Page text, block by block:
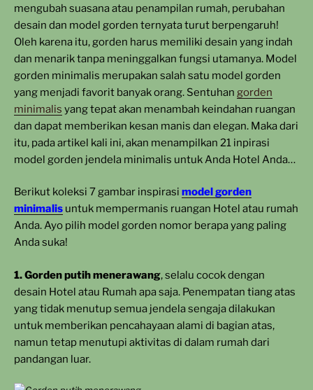
mengubah suasana atau penampilan rumah, perubahan
desain dan model gorden ternyata turut berpengaruh!
Oleh karena itu, gorden harus memiliki desain yang indah
dan menarik tanpa meninggalkan fungsi utamanya. Model
gorden minimalis merupakan salah satu model gorden
yang menjadi favorit banyak orang. Sentuhan gorden
minimalis yang tepat akan menambah keindahan ruangan
dan dapat memberikan kesan manis dan elegan. Maka dari
itu, pada artikel kali ini, akan menampilkan 21 inpirasi
model gorden jendela minimalis untuk Anda Hotel Anda…
Berikut koleksi 7 gambar inspirasi model gorden
minimalis untuk mempermanis ruangan Hotel atau rumah
Anda. Ayo pilih model gorden nomor berapa yang paling
Anda suka!
1. Gorden putih menerawang, selalu cocok dengan
desain Hotel atau Rumah apa saja. Penempatan tiang atas
yang tidak menutup semua jendela sengaja dilakukan
untuk memberikan pencahayaan alami di bagian atas,
namun tetap menutupi aktivitas di dalam rumah dari
pandangan luar.